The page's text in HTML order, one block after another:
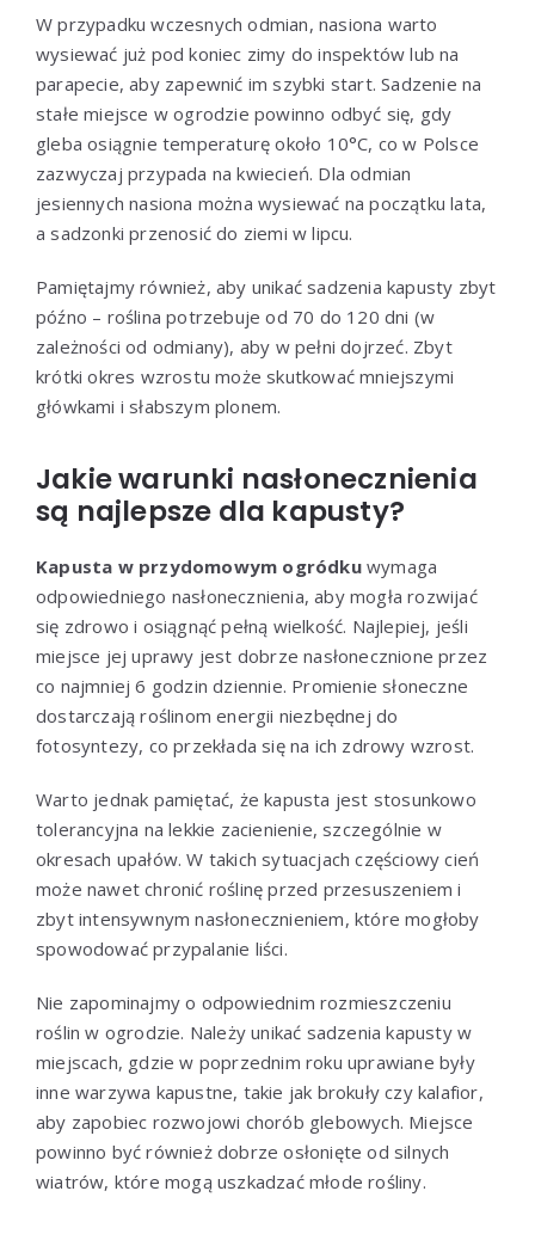
W przypadku wczesnych odmian, nasiona warto
wysiewać już pod koniec zimy do inspektów lub na
parapecie, aby zapewnić im szybki start. Sadzenie na
stałe miejsce w ogrodzie powinno odbyć się, gdy
gleba osiągnie temperaturę około 10°C, co w Polsce
zazwyczaj przypada na kwiecień. Dla odmian
jesiennych nasiona można wysiewać na początku lata,
a sadzonki przenosić do ziemi w lipcu.
Pamiętajmy również, aby unikać sadzenia kapusty zbyt
późno – roślina potrzebuje od 70 do 120 dni (w
zależności od odmiany), aby w pełni dojrzeć. Zbyt
krótki okres wzrostu może skutkować mniejszymi
główkami i słabszym plonem.
Jakie warunki nasłonecznienia
są najlepsze dla kapusty?
Kapusta w przydomowym ogródkuwymaga
odpowiedniego nasłonecznienia, aby mogła rozwijać
się zdrowo i osiągnąć pełną wielkość. Najlepiej, jeśli
miejsce jej uprawy jest dobrze nasłonecznione przez
co najmniej 6 godzin dziennie. Promienie słoneczne
dostarczają roślinom energii niezbędnej do
fotosyntezy, co przekłada się na ich zdrowy wzrost.
Warto jednak pamiętać, że kapusta jest stosunkowo
tolerancyjna na lekkie zacienienie, szczególnie w
okresach upałów. W takich sytuacjach częściowy cień
może nawet chronić roślinę przed przesuszeniem i
zbyt intensywnym nasłonecznieniem, które mogłoby
spowodować przypalanie liści.
Nie zapominajmy o odpowiednim rozmieszczeniu
roślin w ogrodzie. Należy unikać sadzenia kapusty w
miejscach, gdzie w poprzednim roku uprawiane były
inne warzywa kapustne, takie jak brokuły czy kalafior,
aby zapobiec rozwojowi chorób glebowych. Miejsce
powinno być również dobrze osłonięte od silnych
wiatrów, które mogą uszkadzać młode rośliny.